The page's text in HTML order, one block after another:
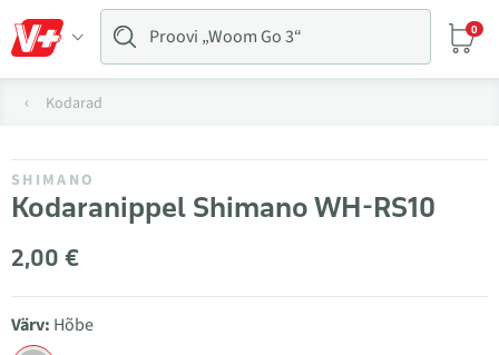
0
Kodarad
SHIMANO
Kodaranippel Shimano WH-RS10
2,00 €
Värv: Hõbe